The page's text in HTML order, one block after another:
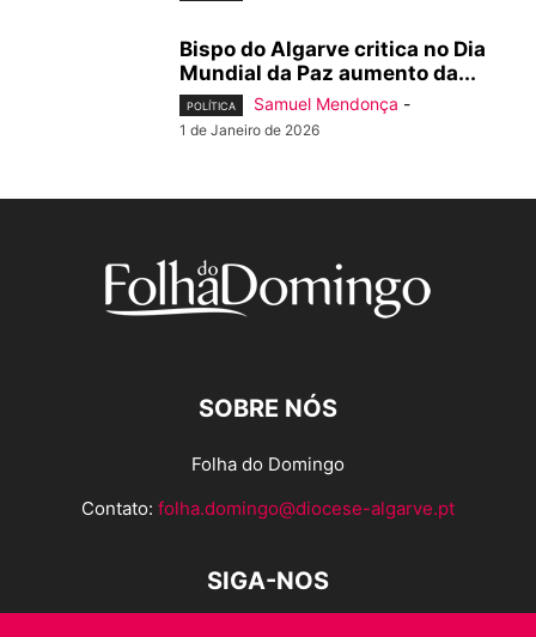
Bispo do Algarve critica no Dia
Mundial da Paz aumento da...
POLÍTICA Samuel Mendonça -
1 de Janeiro de 2026
SOBRE NÓS
Folha do Domingo
Contato: folha.domingo@diocese-algarve.pt
SIGA-NOS